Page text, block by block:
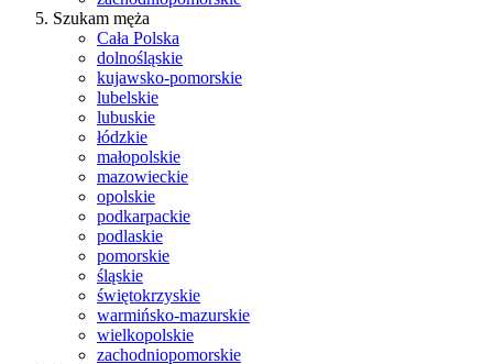
Szukam męża
Cała Polska
dolnośląskie
kujawsko-pomorskie
lubelskie
lubuskie
łódzkie
małopolskie
mazowieckie
opolskie
podkarpackie
podlaskie
pomorskie
śląskie
świętokrzyskie
warmińsko-mazurskie
wielkopolskie
zachodniopomorskie